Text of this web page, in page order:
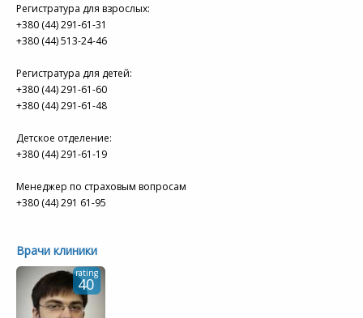
Регистратура для взрослых:
+380 (44) 291-61-31
+380 (44) 513-24-46
Регистратура для детей:
+380 (44) 291-61-60
+380 (44) 291-61-48
Детское отделение:
+380 (44) 291-61-19
Менеджер по страховым вопросам
+380 (44) 291 61-95
Врачи клиники
rating
40